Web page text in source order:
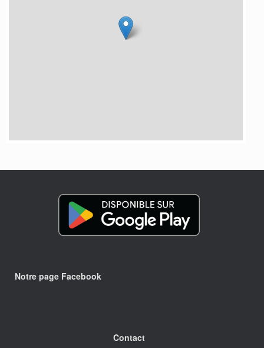
Notre page Facebook
Contact